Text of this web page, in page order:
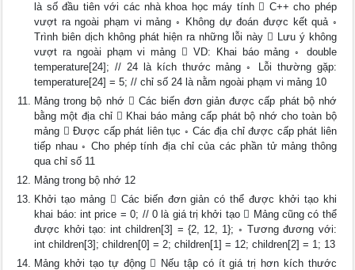
là số đầu tiên với các nhà khoa học máy tính  C++ cho phép
vượt ra ngoài phạm vi mảng ◦ Không dự đoán được kết quả ◦
Trình biên dịch không phát hiện ra những lỗi này  Lưu ý không
vượt ra ngoài phạm vi mảng  VD: Khai báo mảng ◦ double
temperature[24]; // 24 là kích thước mảng ◦ Lỗi thường gặp:
temperature[24] = 5; // chỉ số 24 là nằm ngoài phạm vi mảng 10
Mảng trong bộ nhớ  Các biến đơn giản được cấp phát bộ nhớ
bằng một địa chỉ  Khai báo mảng cấp phát bộ nhớ cho toàn bộ
mảng  Được cấp phát liên tục ◦ Các địa chỉ được cấp phát liên
tiếp nhau ◦ Cho phép tính địa chỉ của các phần tử mảng thông
qua chỉ số 11
Mảng trong bộ nhớ 12
Khởi tạo mảng  Các biến đơn giản có thể được khởi tạo khi
khai báo: int price = 0; // 0 là giá trị khởi tạo  Mảng cũng có thể
được khởi tạo: int children[3] = {2, 12, 1}; ◦ Tương đương với:
int children[3]; children[0] = 2; children[1] = 12; children[2] = 1; 13
Mảng khởi tạo tự động  Nếu tập có ít giá trị hơn kích thước